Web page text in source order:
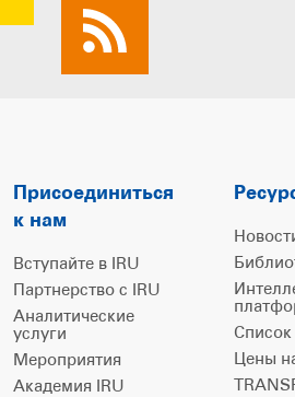
Присоединиться
к нам
Вступайте в IRU
Партнерство с IRU
Аналитические
услуги
Мероприятия
Академия IRU
Список
Цены